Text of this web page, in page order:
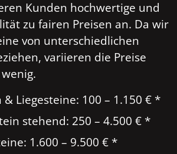
Kunden hochwertige und
zu fairen Preisen an. Da wir
von unterschiedlichen
variieren die Preise
Liegesteine: 100 – 1.150 € *
stehend: 250 – 4.500 € *
1.600 – 9.500 € *